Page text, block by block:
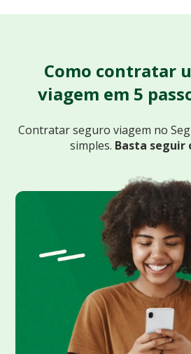
Como contratar
viagem em 5
Contratar seguro viagem no
simples. Basta seguir